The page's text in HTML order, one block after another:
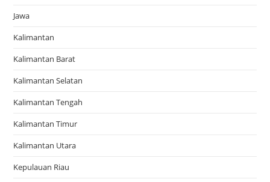
Jawa
Kalimantan
Kalimantan Barat
Kalimantan Selatan
Kalimantan Tengah
Kalimantan Timur
Kalimantan Utara
Kepulauan Riau